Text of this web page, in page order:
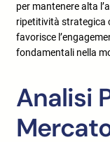
per mantenere alta
ripetitività strategica
favorisce
fondamentali nella
Analisi